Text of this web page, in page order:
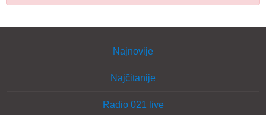
Najnovije
Najčitanije
Radio 021 live